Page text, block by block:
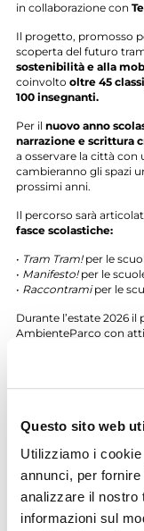
Questo sito web
Utilizziamo i
annunci, per
analizzare il nostro
informazioni sul
in collaborazione con
Il progetto, promosso
scoperta del futuro
sostenibilità e alla
coinvolto oltre 45
100 insegnanti.
Per il nuovo anno
narrazione e scrittura
a osservare la città
cambieranno gli spazi
prossimi anni.
Il percorso sarà
fasce scolastiche:
• Tram Tram!per le
• Manifesto! per le
• Raccontramiper le
Durante l’estate 2026
AmbienteParco con
fino a esaurimento
Per informazioni e
347 073 7907
Scarica il comunicato